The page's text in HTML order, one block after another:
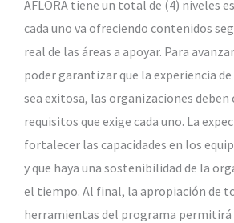
AFLORA tiene un total de (4) niveles
cada uno va ofreciendo contenidos
real de las áreas a apoyar. Para
poder garantizar que la experiencia
sea exitosa, las organizaciones
requisitos que exige cada uno. La
fortalecer las capacidades en los
y que haya una sostenibilidad de la
el tiempo. Al final, la apropiación de
herramientas del programa permitirá